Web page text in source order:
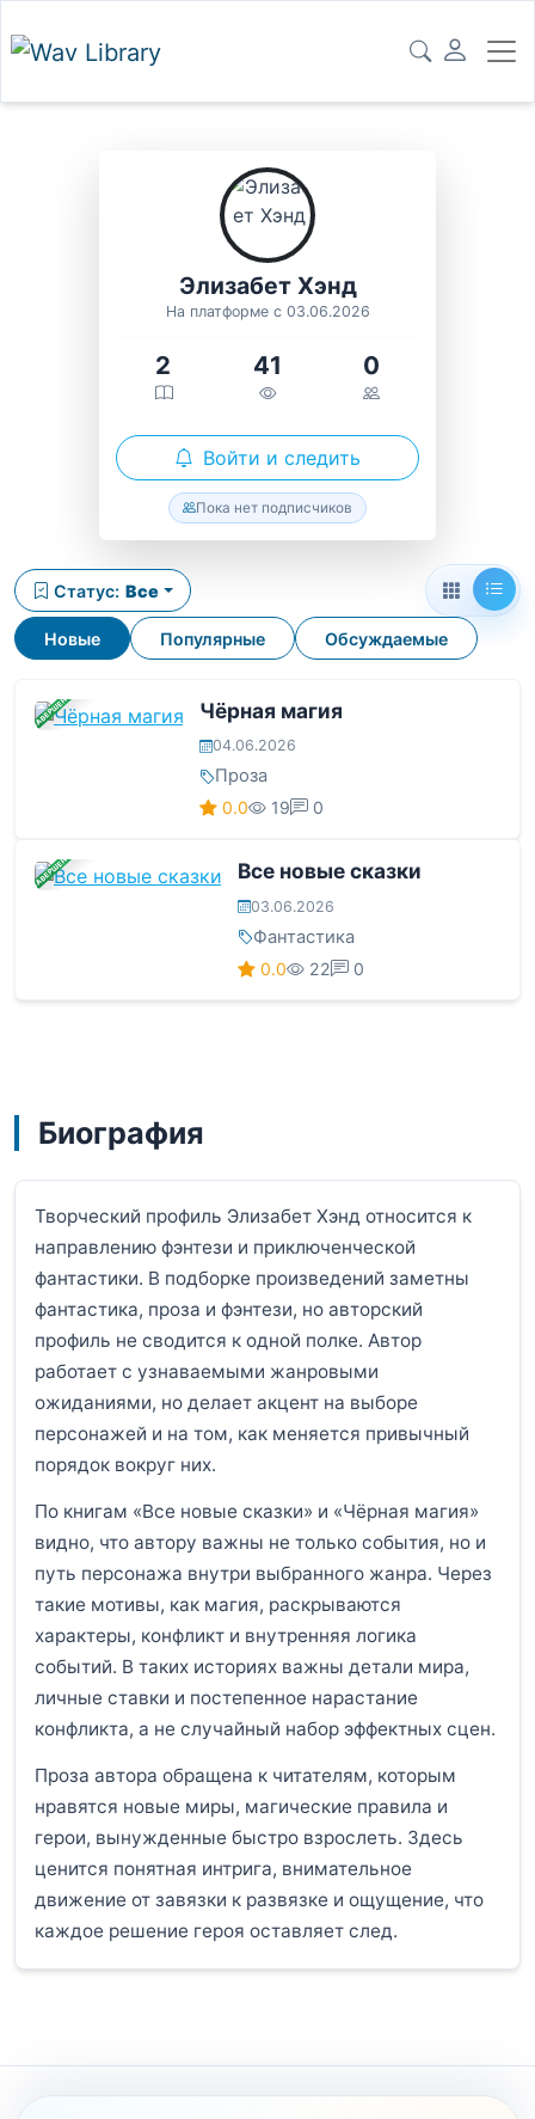
Элизабет Хэнд
На платформе с 03.06.2026
2 41 0
Войти и следить
Пока нет подписчиков
Новые Популярные Обсуждаемые
Статус: Все
ЗАВЕРШЕНА Чёрная магия
04.06.2026
Проза
0.0 19 0
ЗАВЕРШЕНА Все новые сказки
03.06.2026
Фантастика
0.0 22 0
Биография
Творческий профиль Элизабет Хэнд относится к
направлению фэнтези и приключенческой
фантастики. В подборке произведений заметны
фантастика, проза и фэнтези, но авторский
профиль не сводится к одной полке. Автор
работает с узнаваемыми жанровыми
ожиданиями, но делает акцент на выборе
персонажей и на том, как меняется привычный
порядок вокруг них.
По книгам «Все новые сказки» и «Чёрная магия»
видно, что автору важны не только события, но и
путь персонажа внутри выбранного жанра. Через
такие мотивы, как магия, раскрываются
характеры, конфликт и внутренняя логика
событий. В таких историях важны детали мира,
личные ставки и постепенное нарастание
конфликта, а не случайный набор эффектных сцен.
Проза автора обращена к читателям, которым
нравятся новые миры, магические правила и
герои, вынужденные быстро взрослеть. Здесь
ценится понятная интрига, внимательное
движение от завязки к развязке и ощущение, что
каждое решение героя оставляет след.